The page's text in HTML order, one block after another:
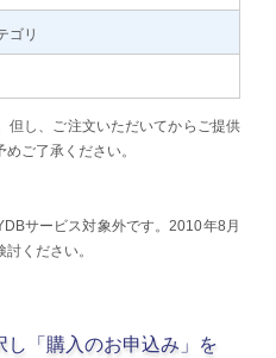
ゴリ
但し、ご注文いただいてからご提供
ご了承ください。
サービス対象外です。2010年8月
ください。
し「購入のお申込み」を